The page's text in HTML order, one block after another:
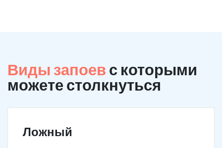
Виды запоев с которыми
можете столкнуться
Ложный